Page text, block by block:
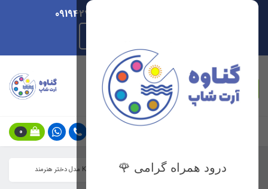
درود همراه گرامی 🌹
جستجو
0
فهرست محصولات مدادرنگی 72 رنگ کالور KALOUR مدل دختر هنرمند